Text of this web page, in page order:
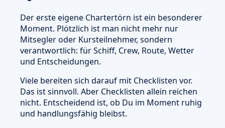
Der erste eigene Chartertörn ist ein besonderer
Moment. Plötzlich ist man nicht mehr nur
Mitsegler oder Kursteilnehmer, sondern
verantwortlich: für Schiff, Crew, Route, Wetter
und Entscheidungen.
Viele bereiten sich darauf mit Checklisten vor.
Das ist sinnvoll. Aber Checklisten allein reichen
nicht. Entscheidend ist, ob Du im Moment ruhig
und handlungsfähig bleibst.